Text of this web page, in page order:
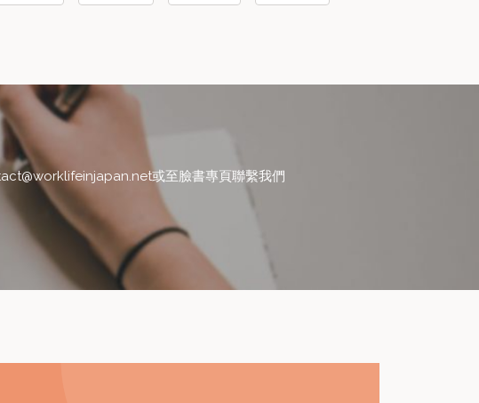
或至臉書專頁聯繫我們